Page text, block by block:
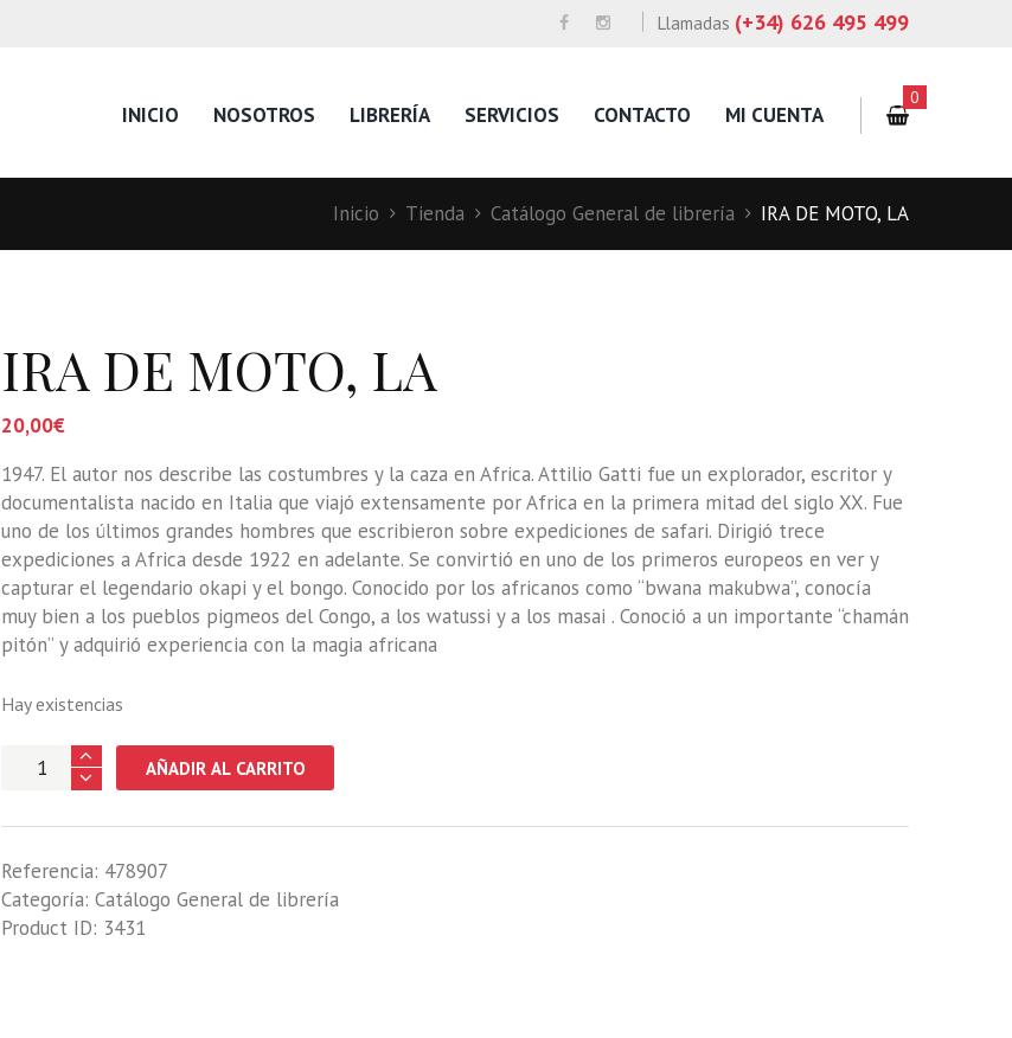
Llamadas (+34) 626 495 499
INICIO NOSOTROS LIBRERÍA SERVICIOS CONTACTO MI CUENTA
0
Inicio Tienda Catálogo General de librería IRA DE MOTO, LA
IRA DE MOTO, LA
20,00€
1947. El autor nos describe las costumbres y la caza en Africa. Attilio Gatti fue un explorador, escritor y
documentalista nacido en Italia que viajó extensamente por Africa en la primera mitad del siglo XX. Fue
uno de los últimos grandes hombres que escribieron sobre expediciones de safari. Dirigió trece
expediciones a Africa desde 1922 en adelante. Se convirtió en uno de los primeros europeos en ver y
capturar el legendario okapi y el bongo. Conocido por los africanos como “bwana makubwa”, conocía
muy bien a los pueblos pigmeos del Congo, a los watussi y a los masai . Conoció a un importante “chamán
pitón” y adquirió experiencia con la magia africana
Hay existencias
cantidad
AÑADIR AL CARRITO
Referencia: 478907
Categoría: Catálogo General de librería
Product ID: 3431